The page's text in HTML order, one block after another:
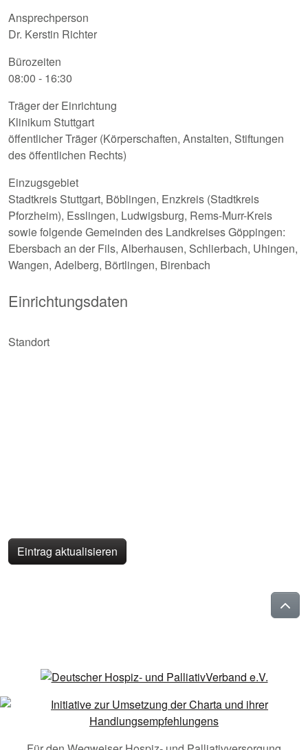
Ansprechperson
Dr. Kerstin Richter
Bürozeiten
08:00 - 16:30
Träger der Einrichtung
Klinikum Stuttgart
öffentlicher Träger (Körperschaften, Anstalten, Stiftungen
des öffentlichen Rechts)
Einzugsgebiet
Stadtkreis Stuttgart, Böblingen, Enzkreis (Stadtkreis
Pforzheim), Esslingen, Ludwigsburg, Rems-Murr-Kreis
sowie folgende Gemeinden des Landkreises Göppingen:
Ebersbach an der Fils, Alberhausen, Schlierbach, Uhingen,
Wangen, Adelberg, Börtlingen, Birenbach
Einrichtungsdaten
Standort
Eintrag aktualisieren